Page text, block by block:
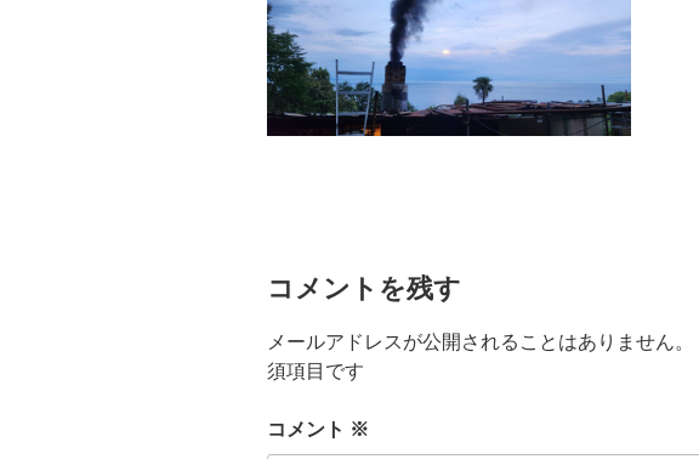
コメントを残す
メールアドレスが公開されることはありません。
須項目です
コメント ※